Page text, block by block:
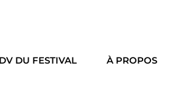
DU FESTIVAL À PROPOS